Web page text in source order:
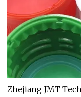
Zhejiang JMT